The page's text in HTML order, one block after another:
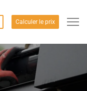
Calculer le prix